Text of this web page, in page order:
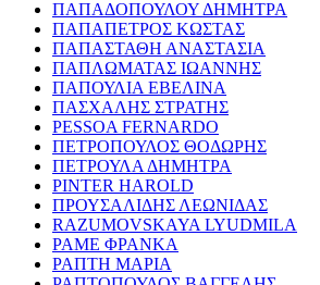
ΠΑΠΑΔΟΠΟΥΛΟΥ ΔΗΜΗΤΡΑ
ΠΑΠΑΠΕΤΡΟΣ ΚΩΣΤΑΣ
ΠΑΠΑΣΤΑΘΗ ΑΝΑΣΤΑΣΙΑ
ΠΑΠΛΩΜΑΤΑΣ ΙΩΑΝΝΗΣ
ΠΑΠΟΥΛΙΑ ΕΒΕΛΙΝΑ
ΠΑΣΧΑΛΗΣ ΣΤΡΑΤΗΣ
PESSOA FERNARDO
ΠΕΤΡΟΠΟΥΛΟΣ ΘΟΔΩΡΗΣ
ΠΕΤΡΟΥΛΑ ΔΗΜΗΤΡΑ
PINTER HAROLD
ΠΡΟΥΣΑΛΙΔΗΣ ΛΕΩΝΙΔΑΣ
RAZUMOVSKAYA LYUDMILA
ΡΑΜΕ ΦΡΑΝΚΑ
ΡΑΠΤΗ ΜΑΡΙΑ